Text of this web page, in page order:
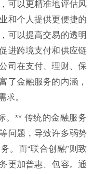
可以更精准地评估风
和个人提供更便捷的
可以提高交易的透明
进跨境支付和供应链
司在支付、理财、保
了金融服务的内涵，
求。
。** 传统的金融服务
问题，导致许多弱势
。而“联合创融”则致
更加普惠、包容。通